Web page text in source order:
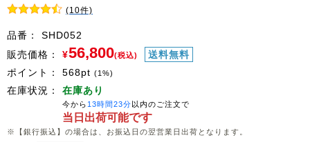
(10件)
品番：
SHD052
販売価格：
¥56,800(税込)
送料無料
ポイント：
568pt (1%)
在庫状況： 在庫あり
今から 13時間23分以内のご注文で
当日出荷可能です
※【銀行振込】の場合は、お振込日の翌営業日出荷となります。